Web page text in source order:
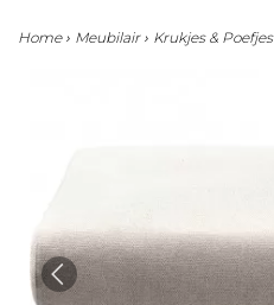
Home Meubilair Krukjes & Poefjes